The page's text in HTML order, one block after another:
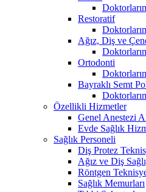
Restoratif
Ağız, Diş ve
Ortodonti
Bayraklı Semt
Özellikli Hizmetler
Genel Anestezi
Evde Sağlık
Sağlık Personeli
Diş Protez
Ağız ve Diş
Röntgen
Sağlık Memurları